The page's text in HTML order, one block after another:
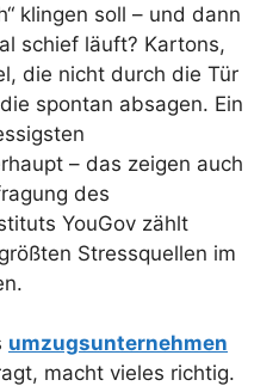
klingen soll – und dann
schief läuft? Kartons,
die nicht durch die Tür
spontan absagen. Ein
– das zeigen auch
des
YouGov zählt
Stressquellen im
umzugsunternehmen
macht vieles richtig.